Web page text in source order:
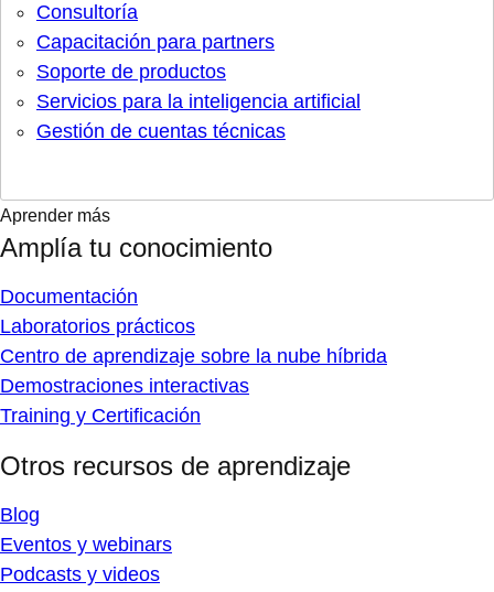
Consultoría
Capacitación para partners
Soporte de productos
Servicios para la inteligencia artificial
Gestión de cuentas técnicas
Aprender más
Amplía tu conocimiento
Documentación
Laboratorios prácticos
Centro de aprendizaje sobre la nube híbrida
Demostraciones interactivas
Training y Certificación
Otros recursos de aprendizaje
Blog
Eventos y webinars
Podcasts y videos